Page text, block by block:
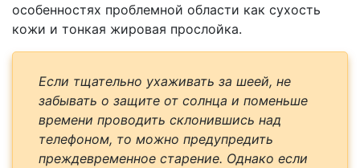
особенностях проблемной области как сухость
кожи и тонкая жировая прослойка.
Если тщательно ухаживать за шеей, не
забывать о защите от солнца и поменьше
времени проводить склонившись над
телефоном, то можно предупредить
преждевременное старение. Однако если